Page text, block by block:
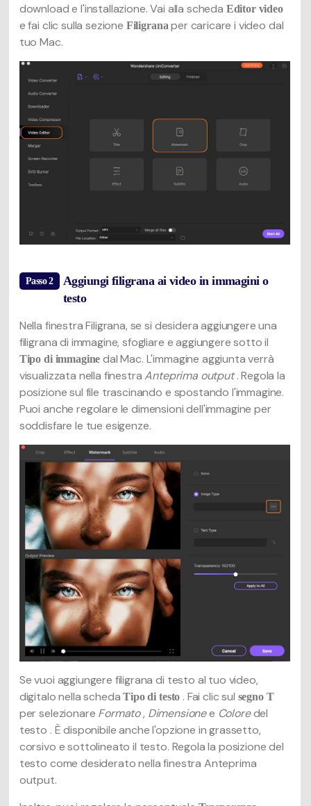
download e l'installazione. Vai alla scheda Editor video
e fai clic sulla sezione Filigranaper caricare i video dal
tuo Mac.
Passo 2
Aggiungi filigrana ai video in immagini o
testo
Nella finestra Filigrana, se si desidera aggiungere una
filigrana di immagine, sfogliare e aggiungere sotto il
Tipo di immaginedal Mac. L'immagine aggiunta verrà
visualizzata nella finestraAnteprima output. Regola la
posizione sul file trascinando e spostando l'immagine.
Puoi anche regolare le dimensioni dell'immagine per
soddisfare le tue esigenze.
Se vuoi aggiungere filigrana di testo al tuo video,
digitalo nella schedaTipo di testo . Fai clic sul segno T
per selezionare Formato, Dimensionee Coloredel
testo . È disponibile anche l'opzione in grassetto,
corsivo e sottolineato il testo. Regola la posizione del
testo come desiderato nella finestra Anteprima
output.